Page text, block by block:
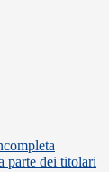
parte dei titolari